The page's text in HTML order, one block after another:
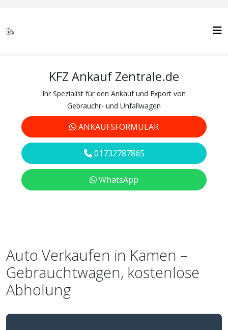
KFZ Ankauf Zentrale.de
Ihr Spezialist für den Ankauf und Export von
Gebrauchr- und Unfallwagen
ANKAUFSFORMULAR
01732787865
WhatsApp
Auto Verkaufen in Kamen –
Gebrauchtwagen, kostenlose
Abholung